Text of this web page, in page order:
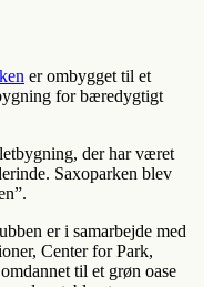
er ombygget til et
for bæredygtigt
der har været
Saxoparken blev
er i samarbejde med
Center for Park,
til et grøn oase